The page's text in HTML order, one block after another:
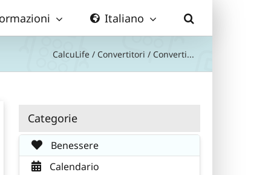
Italiano
CalcuLife / Convertitori / Converti...
Categorie
Benessere
Calendario